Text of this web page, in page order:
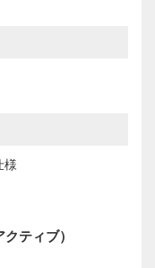
様
ティブ）